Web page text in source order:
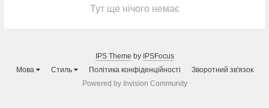
Тут ще нічого немає
IPS Theme by IPSFocus
Мова
Стиль Політика конфіденційності
Зворотний зв'язок
Powered by Invision Community